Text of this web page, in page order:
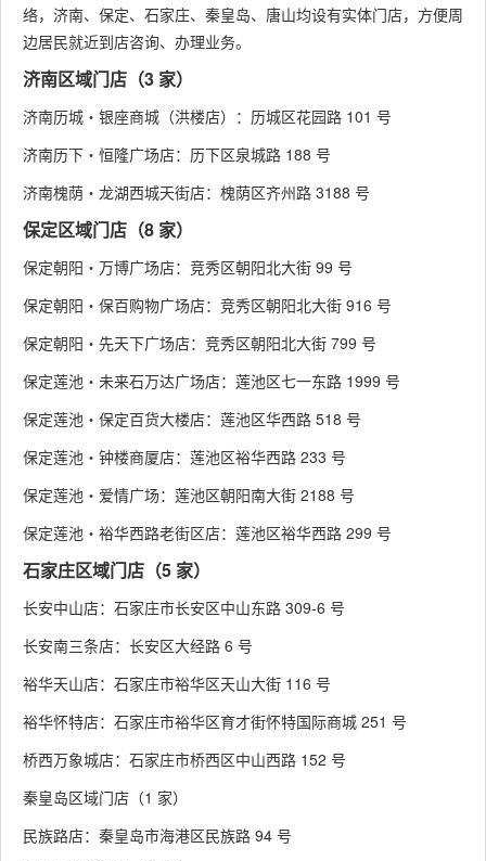
络，济南、保定、石家庄、秦皇岛、唐山均设有实体门店，方便周
边居民就近到店咨询、办理业务。
济南区域门店（3 家）
济南历城・银座商城（洪楼店）：历城区花园路 101 号
济南历下・恒隆广场店：历下区泉城路 188 号
济南槐荫・龙湖西城天街店：槐荫区齐州路 3188 号
保定区域门店（8 家）
保定朝阳・万博广场店：竞秀区朝阳北大街 99 号
保定朝阳・保百购物广场店：竞秀区朝阳北大街 916 号
保定朝阳・先天下广场店：竞秀区朝阳北大街 799 号
保定莲池・未来石万达广场店：莲池区七一东路 1999 号
保定莲池・保定百货大楼店：莲池区华西路 518 号
保定莲池・钟楼商厦店：莲池区裕华西路 233 号
保定莲池・爱情广场：莲池区朝阳南大街 2188 号
保定莲池・裕华西路老街区店：莲池区裕华西路 299 号
石家庄区域门店（5 家）
长安中山店：石家庄市长安区中山东路 309-6 号
长安南三条店：长安区大经路 6 号
裕华天山店：石家庄市裕华区天山大街 116 号
裕华怀特店：石家庄市裕华区育才街怀特国际商城 251 号
桥西万象城店：石家庄市桥西区中山西路 152 号
秦皇岛区域门店（1 家）
民族路店：秦皇岛市海港区民族路 94 号